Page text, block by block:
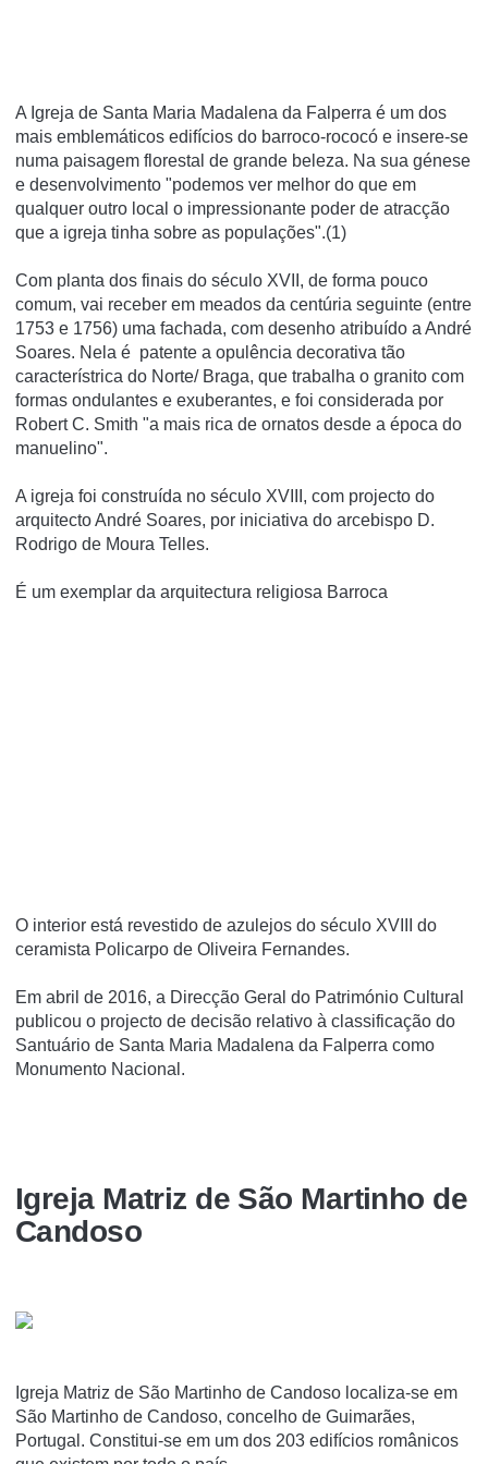
A Igreja de Santa Maria Madalena da Falperra é um dos
mais emblemáticos edifícios do barroco-rococó e insere-se
numa paisagem florestal de grande beleza. Na sua génese
e desenvolvimento "podemos ver melhor do que em
qualquer outro local o impressionante poder de atracção
que a igreja tinha sobre as populações".(1)
Com planta dos finais do século XVII, de forma pouco
comum, vai receber em meados da centúria seguinte (entre
1753 e 1756) uma fachada, com desenho atribuído a André
Soares. Nela é patente a opulência decorativa tão
característrica do Norte/ Braga, que trabalha o granito com
formas ondulantes e exuberantes, e foi considerada por
Robert C. Smith "a mais rica de ornatos desde a época do
manuelino".
A igreja foi construí­da no século XVIII, com projecto do
arquitecto André Soares, por iniciativa do arcebispo D.
Rodrigo de Moura Telles.
É um exemplar da arquitectura religiosa Barroca
O interior está revestido de azulejos do século XVIII do
ceramista Policarpo de Oliveira Fernandes.
Em abril de 2016, a Direcção Geral do Património Cultural
publicou o projecto de decisão relativo à classificação do
Santuário de Santa Maria Madalena da Falperra como
Monumento Nacional.
Igreja Matriz de São Martinho de
Candoso
Igreja Matriz de São Martinho de Candoso localiza-se em
São Martinho de Candoso, concelho de Guimarães,
Portugal. Constitui-se em um dos 203 edifí­cios românicos